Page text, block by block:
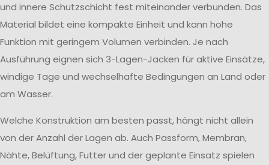
und innere Schutzschicht fest miteinander verbunden. Das
Material bildet eine kompakte Einheit und kann hohe
Funktion mit geringem Volumen verbinden. Je nach
Ausführung eignen sich 3-Lagen-Jacken für aktive Einsätze,
windige Tage und wechselhafte Bedingungen an Land oder
am Wasser.
Welche Konstruktion am besten passt, hängt nicht allein
von der Anzahl der Lagen ab. Auch Passform, Membran,
Nähte, Belüftung, Futter und der geplante Einsatz spielen